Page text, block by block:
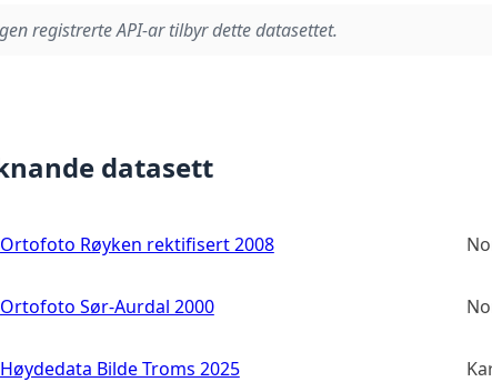
registrerte API-ar tilbyr dette datasettet.
datasett
Ortofoto Røyken rektifisert 2008
Ortofoto Sør-Aurdal 2000
Høydedata Bilde Troms 2025